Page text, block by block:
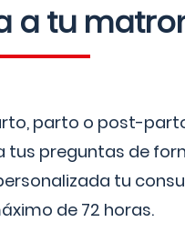
a tu
parto o post-
tus preguntas de
tu
de 72 horas.